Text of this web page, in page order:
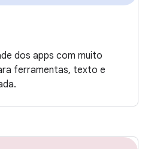
dos apps com muito
ferramentas, texto e